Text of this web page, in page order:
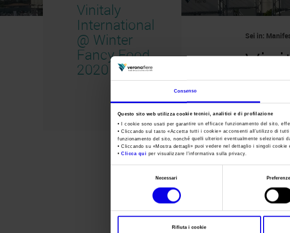
Consenso
Questo sito web utilizza cookie tecnici, analitici e di profilazione
• I cookie sono usati per garantire un efficace funzionamento del sito,
• Cliccando sul tasto «Accetta tutti i cookie» acconsenti all’utilizzo di
funzionamento del sito, nonché quelli ulteriori eventualmente selezionati
• Cliccando su «Mostra dettagli» puoi vedere nel dettaglio i singoli
•Clicca qui per visualizzare l'informativa sulla privacy.
Necessari Preferenze
Rifiuta i cookie
Vinitaly
International
@ Winter
Fancy Food
2020
Sei in:
San
Frequenza